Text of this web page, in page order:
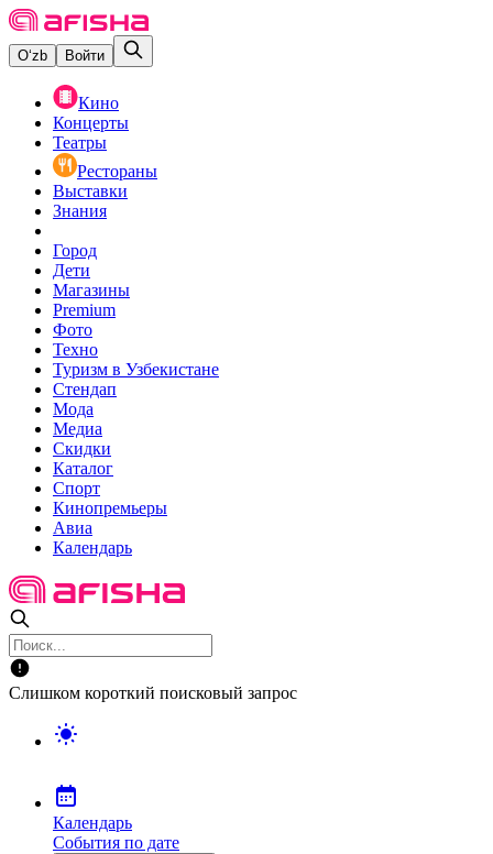
O‘zb Войти
Кино
Концерты
Театры
Рестораны
Выставки
Знания
Город
Дети
Магазины
Premium
Фото
Техно
Туризм в Узбекистане
Стендап
Мода
Медиа
Скидки
Каталог
Спорт
Кинопремьеры
Авиа
Календарь
Слишком короткий поисковый запрос
Календарь
События по дате